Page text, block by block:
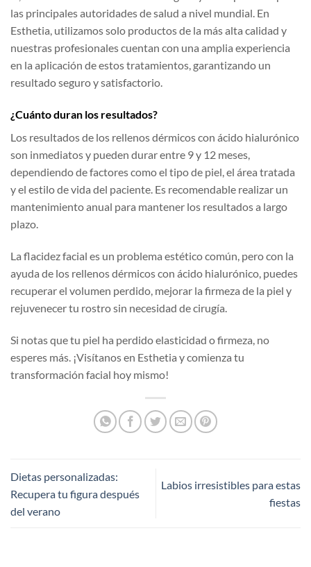
las principales autoridades de salud a nivel mundial. En
Esthetia, utilizamos solo productos de la más alta calidad y
nuestras profesionales cuentan con una amplia experiencia
en la aplicación de estos tratamientos, garantizando un
resultado seguro y satisfactorio.
¿Cuánto duran los resultados?
Los resultados de los rellenos dérmicos con ácido hialurónico
son inmediatos y pueden durar entre 9 y 12 meses,
dependiendo de factores como el tipo de piel, el área tratada
y el estilo de vida del paciente. Es recomendable realizar un
mantenimiento anual para mantener los resultados a largo
plazo.
La flacidez facial es un problema estético común, pero con la
ayuda de los rellenos dérmicos con ácido hialurónico, puedes
recuperar el volumen perdido, mejorar la firmeza de la piel y
rejuvenecer tu rostro sin necesidad de cirugía.
Si notas que tu piel ha perdido elasticidad o firmeza, no
esperes más. ¡Visítanos en Esthetia y comienza tu
transformación facial hoy mismo!
Dietas personalizadas:
Recupera tu figura después
del verano
Labios irresistibles para estas
fiestas